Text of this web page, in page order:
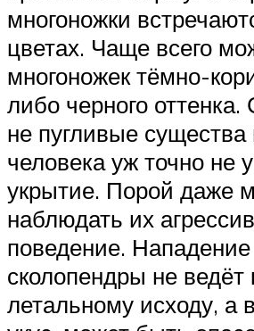
многоножки
цветах. Чаще всего
многоножек тёмно-
либо черного
не пугливые
человека уж точно не
укрытие. Порой даже
наблюдать их
поведение.
сколопендры не ведёт
летальному исходу, а